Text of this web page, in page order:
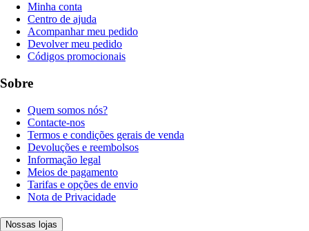
Minha conta
Centro de ajuda
Acompanhar meu pedido
Devolver meu pedido
Códigos promocionais
Sobre
Quem somos nós?
Contacte-nos
Termos e condições gerais de venda
Devoluções e reembolsos
Informação legal
Meios de pagamento
Tarifas e opções de envio
Nota de Privacidade
Nossas lojas